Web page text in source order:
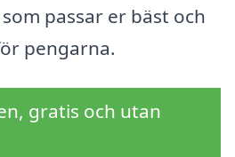
passar er bäst och
pengarna.
gratis och utan